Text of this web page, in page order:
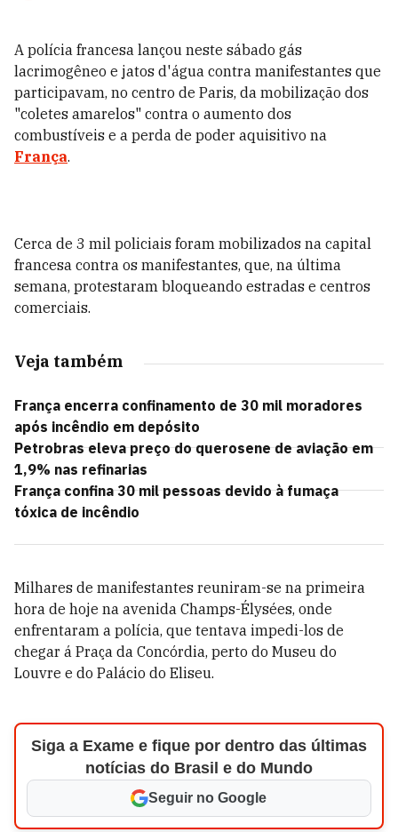
A polícia francesa lançou neste sábado gás
lacrimogêneo e jatos d'água contra manifestantes que
participavam, no centro de Paris, da mobilização dos
"coletes amarelos" contra o aumento dos
combustíveis e a perda de poder aquisitivo na
França.
Cerca de 3 mil policiais foram mobilizados na capital
francesa contra os manifestantes, que, na última
semana, protestaram bloqueando estradas e centros
comerciais.
Veja também
França encerra confinamento de 30 mil moradores
após incêndio em depósito
Petrobras eleva preço do querosene de aviação em
1,9% nas refinarias
França confina 30 mil pessoas devido à fumaça
tóxica de incêndio
Milhares de manifestantes reuniram-se na primeira
hora de hoje na avenida Champs-Élysées, onde
enfrentaram a polícia, que tentava impedi-los de
chegar á Praça da Concórdia, perto do Museu do
Louvre e do Palácio do Eliseu.
Siga a Exame e fique por dentro das últimas
notícias do Brasil e do Mundo
Seguir no Google